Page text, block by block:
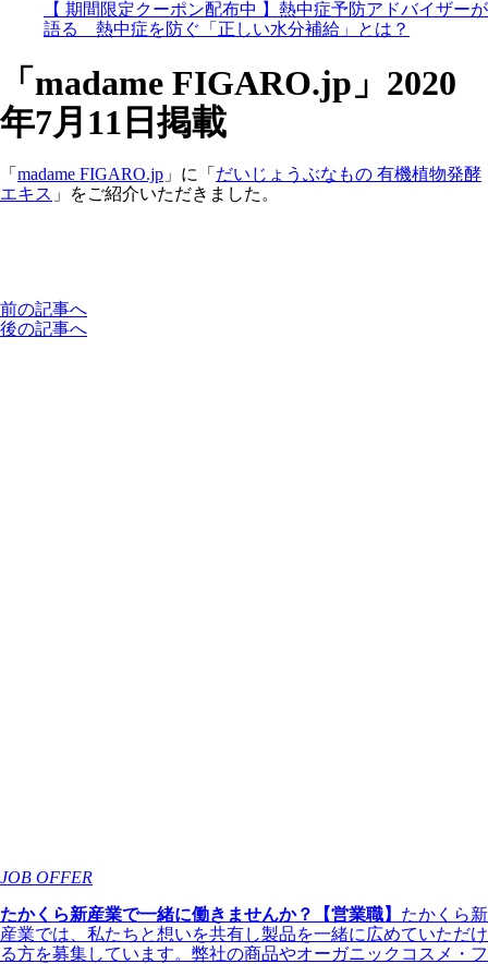
【 期間限定クーポン配布中 】熱中症予防アドバイザーが
語る 熱中症を防ぐ「正しい水分補給」とは？
「madame FIGARO.jp」2020
年7月11日掲載
「 madame FIGARO.jp 」に「 だいじょうぶなもの 有機植物発酵
エキス 」をご紹介いただきました。
前の記事へ
後の記事へ
JOB OFFER
たかくら新産業で一緒に働きませんか？【営業職】 たかくら新
産業では、私たちと想いを共有し製品を一緒に広めていただけ
る方を募集しています。弊社の商品やオーガニックコスメ・フ